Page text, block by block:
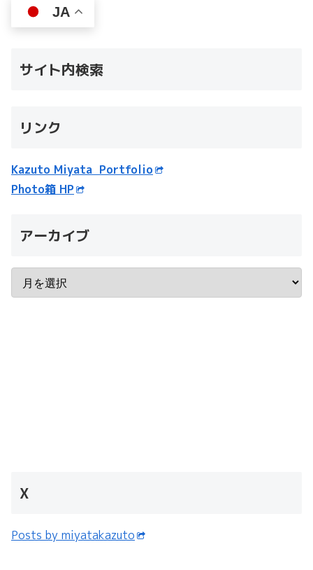
JA
サイト内検索
リンク
Kazuto Miyata Portfolio
Photo箱 HP
アーカイブ
X
Posts by miyatakazuto